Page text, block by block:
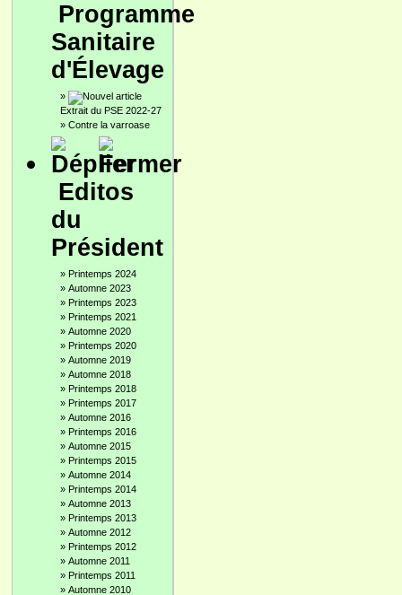
Programme
Sanitaire
d'Élevage
»
Extrait du PSE 2022-27
» Contre la varroase
Editos
du
Président
» Printemps 2024
» Automne 2023
» Printemps 2023
» Printemps 2021
» Automne 2020
» Printemps 2020
» Automne 2019
» Automne 2018
» Printemps 2018
» Printemps 2017
» Automne 2016
» Printemps 2016
» Automne 2015
» Printemps 2015
» Automne 2014
» Printemps 2014
» Automne 2013
» Printemps 2013
» Automne 2012
» Printemps 2012
» Automne 2011
» Printemps 2011
» Automne 2010